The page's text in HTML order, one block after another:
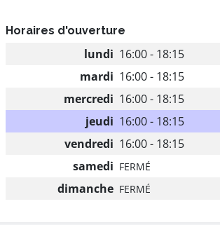
Horaires d'ouverture
lundi 16:00 - 18:15
mardi 16:00 - 18:15
mercredi 16:00 - 18:15
jeudi 16:00 - 18:15
vendredi 16:00 - 18:15
samedi FERMÉ
dimanche FERMÉ